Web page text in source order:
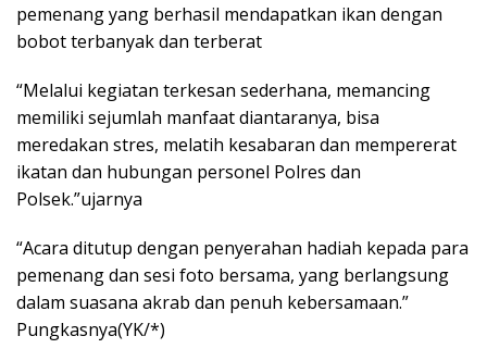
pemenang yang berhasil mendapatkan ikan dengan
bobot terbanyak dan terberat
“Melalui kegiatan terkesan sederhana, memancing
memiliki sejumlah manfaat diantaranya, bisa
meredakan stres, melatih kesabaran dan mempererat
ikatan dan hubungan personel Polres dan
Polsek.”ujarnya
“Acara ditutup dengan penyerahan hadiah kepada para
pemenang dan sesi foto bersama, yang berlangsung
dalam suasana akrab dan penuh kebersamaan.”
Pungkasnya(YK/*)